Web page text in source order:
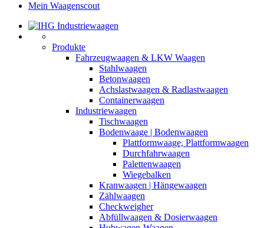
Mein Waagenscout
Produkte
Fahrzeugwaagen & LKW Waagen
Stahlwaagen
Betonwaagen
Achslastwaagen & Radlastwaagen
Containerwaagen
Industriewaagen
Tischwaagen
Bodenwaage | Bodenwaagen
Plattformwaage, Plattformwaagen
Durchfahrwaagen
Palettenwaagen
Wiegebalken
Kranwaagen | Hängewaagen
Zählwaagen
Checkweigher
Abfüllwaagen & Dosierwaagen